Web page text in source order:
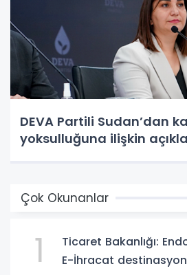
DEVA Partili Sudan’dan
yoksulluğuna ilişkin
Çok Okunanlar
1
Ticaret Bakanlığı:
E-İhracat